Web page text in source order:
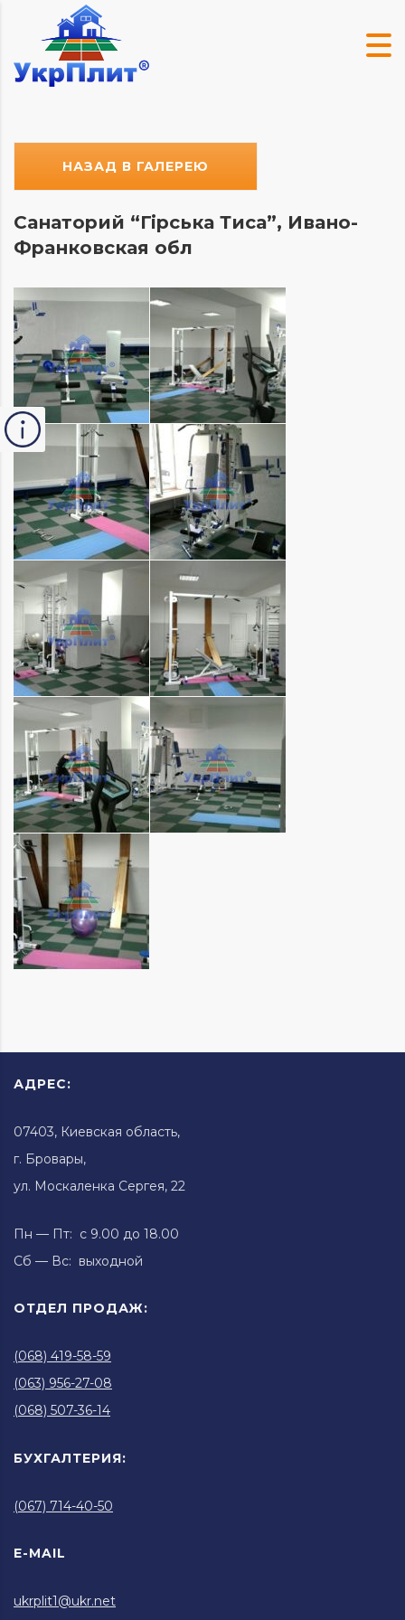
НАЗАД В ГАЛЕРЕЮ
Санаторий “Гірська Тиса”, Ивано-
Франковская обл
АДРЕС:
07403, Киевская область,
г. Бровары,
ул. Москаленка Сергея, 22
Пн — Пт: с 9.00 до 18.00
Сб — Вс: выходной
ОТДЕЛ ПРОДАЖ:
(068) 419-58-59
(063) 956-27-08
(068) 507-36-14
БУХГАЛТЕРИЯ:
(067) 714-40-50
E-MAIL
ukrplit1@ukr.net